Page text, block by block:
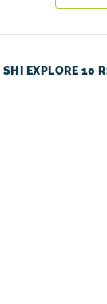
EXPLORE 10